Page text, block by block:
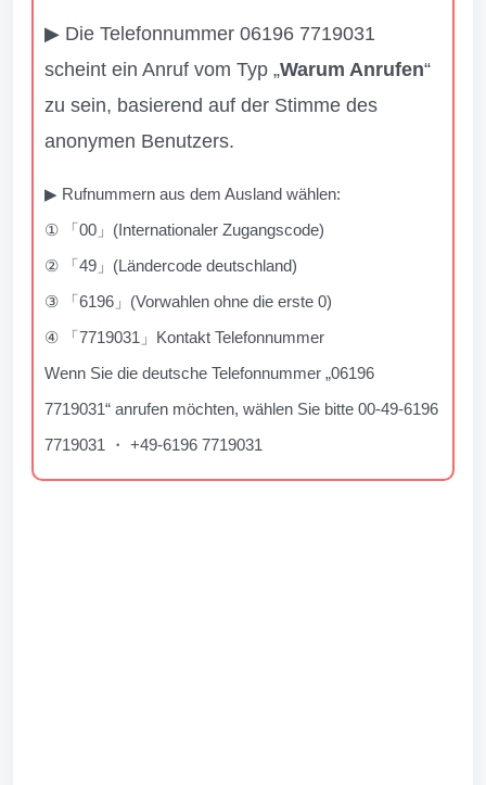
▶ Die Telefonnummer 06196 7719031
scheint ein Anruf vom Typ „Warum Anrufen“
zu sein, basierend auf der Stimme des
anonymen Benutzers.
▶ Rufnummern aus dem Ausland wählen:
① 「00」(Internationaler Zugangscode)
② 「49」(Ländercode deutschland)
③ 「6196」(Vorwahlen ohne die erste 0)
④ 「7719031」Kontakt Telefonnummer
Wenn Sie die deutsche Telefonnummer „06196
7719031“ anrufen möchten, wählen Sie bitte 00-49-6196
7719031 ・ +49-6196 7719031